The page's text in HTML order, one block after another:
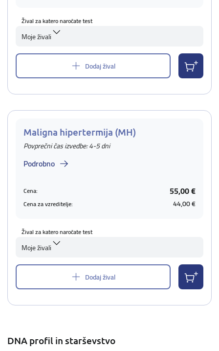
Žival za katero naročate test
Moje živali
Dodaj žival
Maligna hipertermija (MH)
Povprečni čas izvedbe: 4-5 dni
Podrobno
Cena: 55,00 €
Cena za vzreditelje: 44,00 €
Žival za katero naročate test
Moje živali
Dodaj žival
DNA profil in starševstvo